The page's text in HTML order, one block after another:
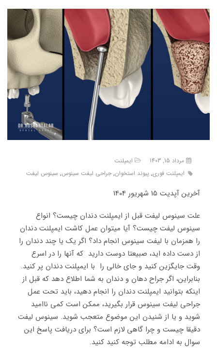
مرداد 15, 1403
ایمپلنت
ایمپلنت فوری, پیوند استخوان, جراحی لیفت سینوس, سینوس لیفت
آخرین آپدیت 15 شهریور 1404
علت سینوس لیفت قبل از ایمپلنت دندان چیست؟ انواع
سینوس لیفت چیست؟ آیا میتوان عمل کاشت ایمپلنت دندان
را همزمان با لیفت سینوس انجام داد؟ اگر یک یا چند دندان را
از دست داده اید، صبیعتا دوست دارید که آنها را در اسرع
وقت جایگزین کنید و جای خالی را با ایمپلنت دندان پر کنید.
بنابراین، اگر جراح دهان و دندان به شما اطلاع دهد که قبل از
اینکه بتوانید ایمپلنت دندان را انجام دهید، باید تحت عمل
جراحی لیفت سینوس قرار بگیرید، ممکن است کمی ناامید
شوید و یا از شنیدن این موضوع متعجب شوید. سینوس لیفت
دقیقا چیست و چرا گاهی لازم است؟ برای دریافت پاسخ این
سوال به ادامه مطلب توجه کنید کنید.